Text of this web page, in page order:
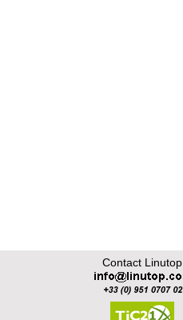
Contact Linutop